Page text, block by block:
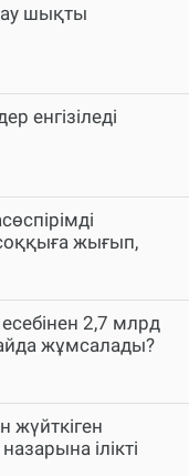
шықты
енгізіледі
жығып,
2,7 млрд
жұмсалады?
жүйткіген
ілікті